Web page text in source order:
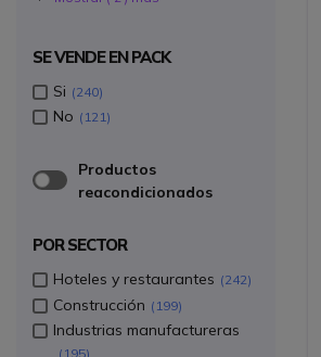
SE VENDE EN PACK
Si 240
No 121
Productos
reacondicionados
POR SECTOR
Hoteles y restaurantes 242
Construcción 199
Industrias manufactureras
195